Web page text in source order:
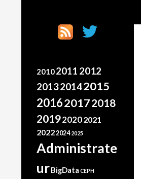
Going the extra mile
20102011 2012
201320142015
201620172018
201920202021
20222024 2025
Administrate
urBigData CEPH